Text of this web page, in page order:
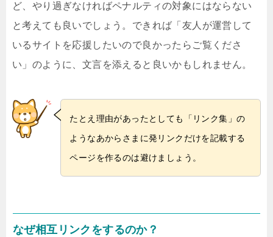
ど、やり過ぎなければペナルティの対象にはならない
と考えても良いでしょう。できれば「友人が運営して
いるサイトを応援したいので良かったらご覧くださ
い」のように、文言を添えると良いかもしれません。
たとえ理由があったとしても「リンク集」の
ようなあからさまに発リンクだけを記載する
ページを作るのは避けましょう。
なぜ相互リンクをするのか？